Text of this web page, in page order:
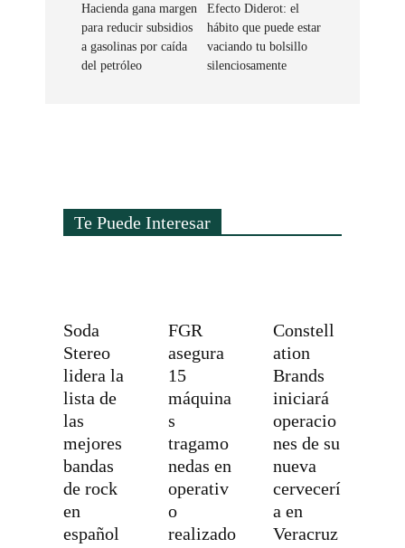
Hacienda gana margen
para reducir subsidios
a gasolinas por caída
del petróleo
Efecto Diderot: el
hábito que puede estar
vaciando tu bolsillo
silenciosamente
Te Puede Interesar
Soda
Stereo
lidera la
lista de
las
mejores
bandas
de rock
en
español
FGR
asegura
15
máquina
s
tragamo
nedas en
operativ
o
realizado
Constell
ation
Brands
iniciará
operacio
nes de su
nueva
cervecerí
a en
Veracruz